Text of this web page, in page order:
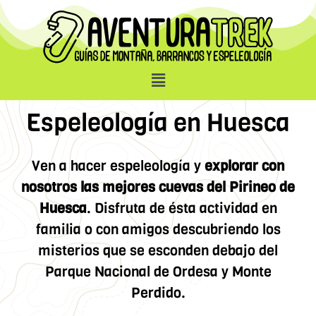
Espeleología en Huesca
Ven a hacer espeleología yexplorar con
nosotros las mejores cuevas del Pirineo de
Huesca. Disfruta de ésta actividad en
familia o con amigos descubriendo los
misterios que se esconden debajo del
Parque Nacional de Ordesa y Monte
Perdido.